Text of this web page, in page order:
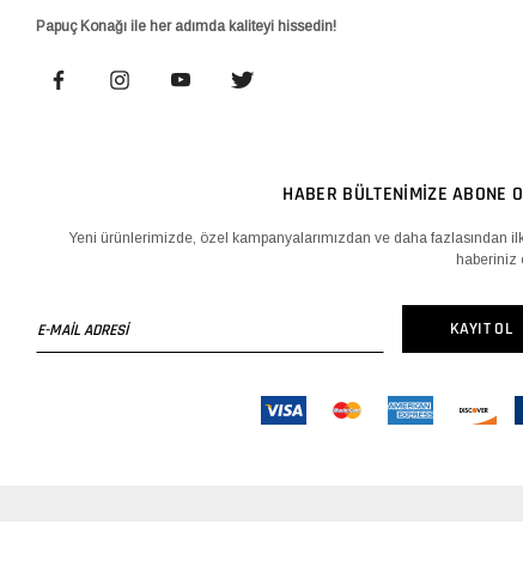
Papuç Konağı ile her adımda kaliteyi hissedin!
HABER BÜLTENİMİZE ABONE
Yeni ürünlerimizde, özel kampanyalarımızdan ve daha fazlasından
haberiniz
MAİL
KAYIT OL